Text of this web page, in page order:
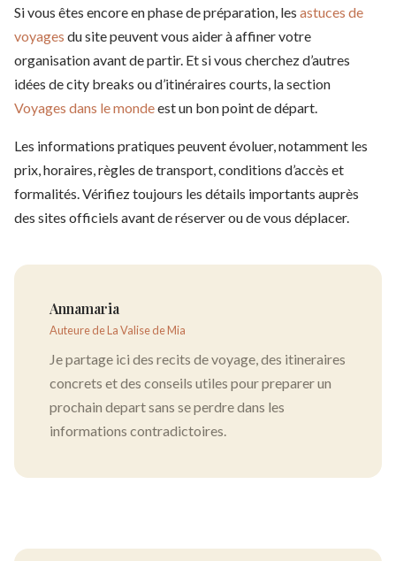
Si vous êtes encore en phase de préparation, les astuces de
voyages du site peuvent vous aider à affiner votre
organisation avant de partir. Et si vous cherchez d’autres
idées de city breaks ou d’itinéraires courts, la section
Voyages dans le mondeest un bon point de départ.
Les informations pratiques peuvent évoluer, notamment les
prix, horaires, règles de transport, conditions d’accès et
formalités. Vérifiez toujours les détails importants auprès
des sites officiels avant de réserver ou de vous déplacer.
Annamaria
Auteure de La Valise de Mia
Je partage ici des recits de voyage, des itineraires
concrets et des conseils utiles pour preparer un
prochain depart sans se perdre dans les
informations contradictoires.